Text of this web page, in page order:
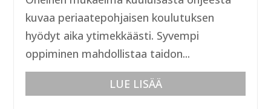
kuvaa periaatepohjaisen koulutuksen
hyödyt aika ytimekkäästi. Syvempi
oppiminen mahdollistaa taidon...
LUE LISÄÄ